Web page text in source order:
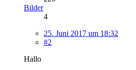
Bilder
4
25. Juni 2017 um 18:32
#2
Hallo